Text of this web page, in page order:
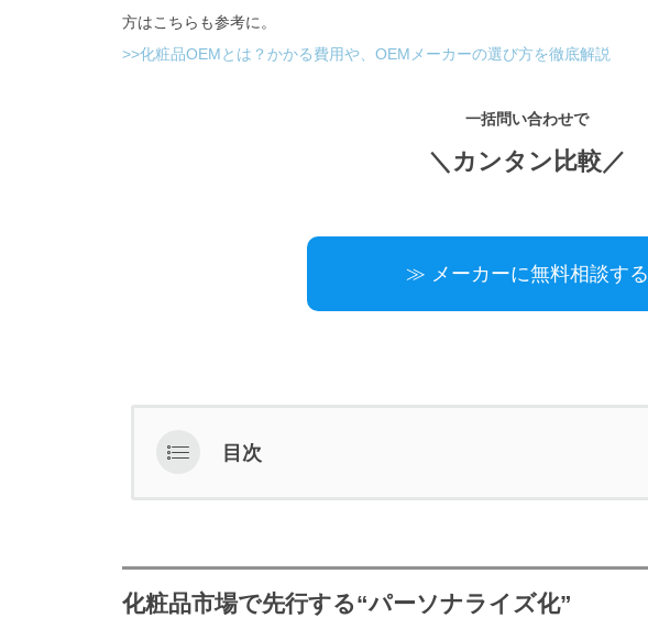
方はこちらも参考に。
>>化粧品OEMとは？かかる費用や、OEMメーカーの選び方を徹底解説
一括問い合わせで
＼カンタン比較／
≫ メーカーに無料相談する
目次
化粧品市場で先行する“パーソナライズ化”
化粧品のブランドや情報が多すぎて選べない
化粧品市場で先行する“パーソナライズ化”